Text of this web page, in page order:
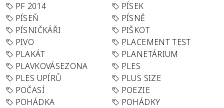
PF 2014
PÍSEK
PÍSEŇ
PÍSNĚ
PÍSNIČKÁŘI
PIŠKOT
PIVO
PLACEMENT TEST
PLAKÁT
PLANETÁRIUM
PLAVKOVÁSEZONA
PLES
PLES UPÍRŮ
PLUS SIZE
POČASÍ
POEZIE
POHÁDKA
POHÁDKY